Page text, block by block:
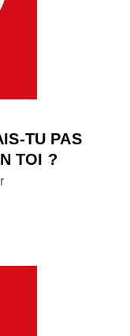
TU PAS
TOI ?